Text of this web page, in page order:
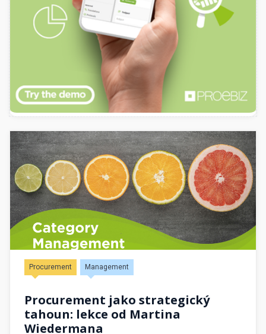
Procurement Management
Procurement jako strategický
tahoun: lekce od Martina
Wiedermana